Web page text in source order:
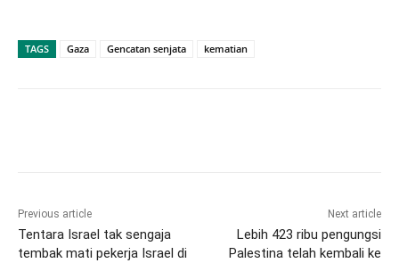
TAGS Gaza Gencatan senjata kematian
Previous article
Tentara Israel tak sengaja
tembak mati pekerja Israel di
Next article
Lebih 423 ribu pengungsi
Palestina telah kembali ke